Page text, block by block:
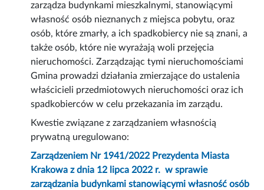
zarządza budynkami mieszkalnymi, stanowiącymi
własność osób nieznanych z miejsca pobytu, oraz
osób, które zmarły, a ich spadkobiercy nie są znani, a
także osób, które nie wyrażają woli przejęcia
nieruchomości. Zarządzając tymi nieruchomościami
Gmina prowadzi działania zmierzające do ustalenia
właścicieli przedmiotowych nieruchomości oraz ich
spadkobierców w celu przekazania im zarządu.
Kwestie związane z zarządzaniem własnością
prywatną uregulowano:
Zarządzeniem Nr 1941/2022 Prezydenta Miasta
Krakowa z dnia 12 lipca 2022 r. w sprawie
zarządzania budynkami stanowiącymi własność osób